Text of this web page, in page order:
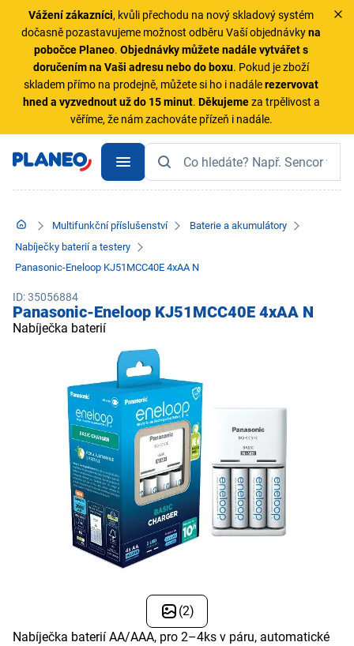
Vážení zákazníci, kvůli přechodu na nový skladový systém
dočasně pozastavujeme možnost odběru Vaší objednávkyna
pobočce Planeo.Objednávky můžete nadále vytvářet s
doručením na Vaši adresu nebo do boxu. Pokud je zboží
skladem přímo na prodejně, můžete si ho i nadálerezervovat
hned a vyzvednout už do 15 minut. Děkujemeza trpělivost a
věříme, že nám zachováte přízeň i nadále.
Multifunkční příslušenství
Baterie a akumulátory
Nabíječky baterií a testery
Panasonic-Eneloop KJ51MCC40E 4xAA N
ID: 35056884
Panasonic-Eneloop KJ51MCC40E 4xAA N
Nabíječka baterií
(2)
Nabíječka baterií AA/AAA, pro 2–4ks v páru, automatické